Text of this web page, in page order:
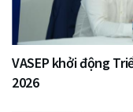
VASEP khởi động
2026